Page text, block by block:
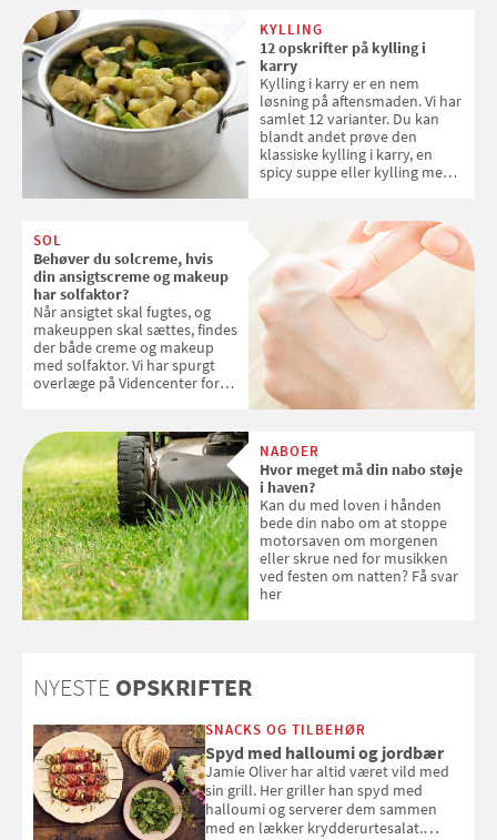
KYLLING
12 opskrifter på kylling i
karry
Kylling i karry er en nem
løsning på aftensmaden. Vi har
samlet 12 varianter. Du kan
blandt andet prøve den
klassiske kylling i karry, en
spicy suppe eller kylling med
SOL
Behøver du solcreme, hvis
din ansigtscreme og makeup
har solfaktor?
Når ansigtet skal fugtes, og
makeuppen skal sættes, findes
der både creme og makeup
med solfaktor. Vi har spurgt
overlæge på Videncenter for
med SPF kan erstatte
solcreme, når man bevæger
sig ud i solen
NABOER
Hvor meget må din nabo støje
i haven?
Kan du med loven i hånden
bede din nabo om at stoppe
motorsaven om morgenen
eller skrue ned for musikken
ved festen om natten? Få svar
her
NYESTE OPSKRIFTER
SNACKS OG TILBEHØR
Spyd med halloumi og jordbær
Jamie Oliver har altid været vild med
sin grill. Her griller han spyd med
halloumi og serverer dem sammen
med en lækker krydderurtesalat.